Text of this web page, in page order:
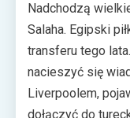
Nadchodzą
Salaha. Egipski
transferu tego
nacieszyć się
Liverpoolem,
dołączyć do